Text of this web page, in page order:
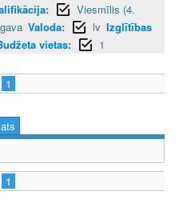
Viesmīlis (4.
Valoda: lv Izglītības
vietas: 1
1
1